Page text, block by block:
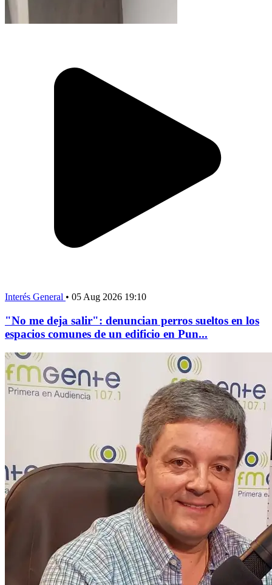
Interés General • 05 Aug 2026 19:10
"No me deja salir": denuncian perros sueltos en los
espacios comunes de un edificio en Pun...